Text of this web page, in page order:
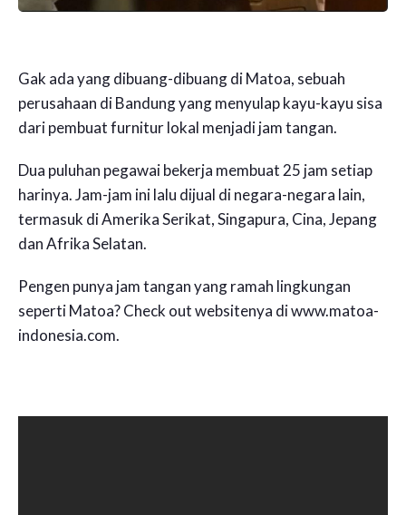
Gak ada yang dibuang-dibuang di Matoa, sebuah
perusahaan di Bandung yang menyulap kayu-kayu sisa
dari pembuat furnitur lokal menjadi jam tangan.
Dua puluhan pegawai bekerja membuat 25 jam setiap
harinya. Jam-jam ini lalu dijual di negara-negara lain,
termasuk di Amerika Serikat, Singapura, Cina, Jepang
dan Afrika Selatan.
Pengen punya jam tangan yang ramah lingkungan
seperti Matoa? Check out websitenya di www.matoa-
indonesia.com.